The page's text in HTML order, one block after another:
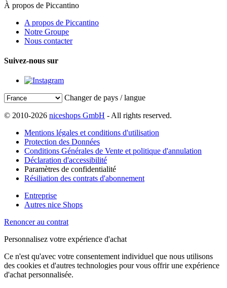
À propos de Piccantino
A propos de Piccantino
Notre Groupe
Nous contacter
Suivez-nous sur
Changer de pays / langue
© 2010-2026 niceshops GmbH - All rights reserved.
Mentions légales et conditions d'utilisation
Protection des Données
Conditions Générales de Vente et politique d'annulation
Déclaration d'accessibilité
Paramètres de confidentialité
Résiliation des contrats d'abonnement
Entreprise
Autres nice Shops
Renoncer au contrat
Personnalisez votre expérience d'achat
Ce n'est qu'avec votre consentement individuel que nous utilisons
des cookies et d'autres technologies pour vous offrir une expérience
d'achat personnalisée.